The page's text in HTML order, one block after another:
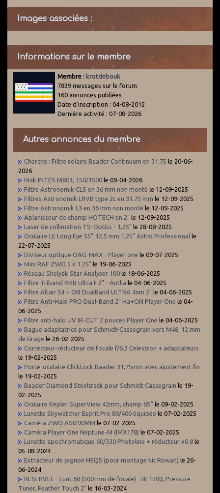
Images associées :
Informations sur le membre
Membre : krotdebouk
7839 messages sur le forum
160 annonces publiées
Date d'inscription : 04-08-2012
Dernière activité : 07-08-2026
Autres annonces du membre
Cherche : Filtre solaire Baader Continuum en 31.75 le 20-06-
2026
Mak INTES M603, 150/1500 le 09-04-2026
Filtre Astronomik CLS en 36 mm non monté le 12-09-2025
Filtres Astronomik LRVB type 2c en 31.75 mm le 12-09-2025
Filtre Astronomik L3 en 36 mm non monté le 12-09-2025
Aplanisseur de champ HOTECH en 2" le 12-09-2025
Laser de collimation TS-Optics - 1,25" le 28-08-2025
Oculaire LE Long Eye 55° 12,5 mm 1,25" Astro Professional le
22-07-2025
Diviseur optique OAG-MAX - Player one le 09-07-2025
Mini RAF ZWO 5 x 1.25" le 19-06-2025
Réseau Shelyak Star Analyser 100 le 18-06-2025
Filtre Triband RVB Ultra II 2" - Antlia le 04-06-2025
Filtre Altair SII + OIII DualBand ULTRA 4nm 2" le 04-06-2025
Filtre Anti-Halo PRO Dual-Band 2" Ha+OIII Player One le 04-
06-2025
Filtre anti-halo UV IR-CUT 2 pouces Player One le 04-06-2025
Bague adaptatrice pour Schmidt-Cassegrain vers M48, 12 mm
de tirage le 26-02-2025
Correcteur-réducteur de focale f/6.3 Celestron + adaptateurs
le 19-02-2025
Porte-oculaire ClickLock Baader 31,75mm avec ajustement fin
le 19-02-2025
Baader Diamond Steeltrack pour Schmidt Cassegrain le 19-
02-2025
Oculaire Kepler SuperView 42mm, champ 65° le 09-02-2025
Lunette Skywatcher Esprit Pro 80/400 équipée le 07-02-2025
Caméra ZWO ASI290MM le 07-02-2025
Caméra Player One Neptune-M (IMX178) le 07-02-2025
Lunette apochromatique 60/330 Photoline + réducteur x0.8 le
05-08-2024
Extracteur de pignon HEQ5 (pour montage kit Rowan) le 26-
06-2024
RESERVEE - Lunt 60 (500 mm de focale) - BF1200, Pressure
Tuner, Feather Touch 2" le 16-03-2024